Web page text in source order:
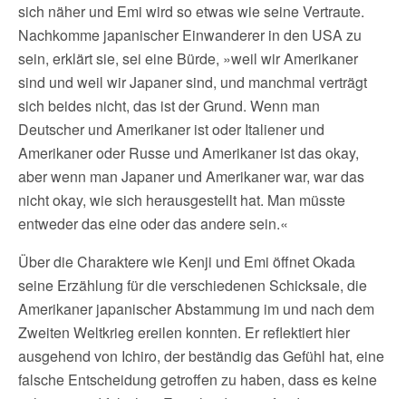
sich näher und Emi wird so etwas wie seine Vertraute.
Nachkomme japanischer Einwanderer in den USA zu
sein, erklärt sie, sei eine Bürde, »weil wir Amerikaner
sind und weil wir Japaner sind, und manchmal verträgt
sich beides nicht, das ist der Grund. Wenn man
Deutscher und Amerikaner ist oder Italiener und
Amerikaner oder Russe und Amerikaner ist das okay,
aber wenn man Japaner und Amerikaner war, war das
nicht okay, wie sich herausgestellt hat. Man müsste
entweder das eine oder das andere sein.«
Über die Charaktere wie Kenji und Emi öffnet Okada
seine Erzählung für die verschiedenen Schicksale, die
Amerikaner japanischer Abstammung im und nach dem
Zweiten Weltkrieg ereilen konnten. Er reflektiert hier
ausgehend von Ichiro, der beständig das Gefühl hat, eine
falsche Entscheidung getroffen zu haben, dass es keine